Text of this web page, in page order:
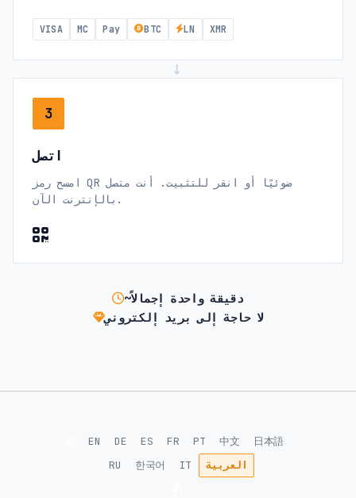
VISA MC Pay BTC LN XMR
→
3
اتصل
امسح رمز QR ضوئيًا أو انقر للتثبيت. أنت متصل
بالإنترنت الآن.
~دقيقة واحدة إجمالاً
لا حاجة إلى بريد إلكتروني
EN DE ES FR PT 中文
日本語
RU
한국어 IT العربية